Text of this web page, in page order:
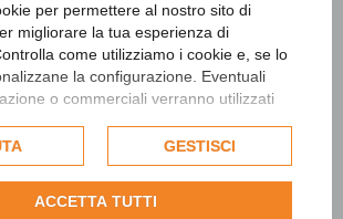
per permettere al nostro sito di
migliorare la tua esperienza di
come utilizziamo i cookie e, se lo
la configurazione. Eventuali
o commerciali verranno utilizzati
consentito, potrebbero essere utilizzati
gli annunci pubblicitari. Per ulteriori
come Google utilizza i dati raccolti,
sulla privacy di Google
GESTISCI
ACCETTA TUTTI